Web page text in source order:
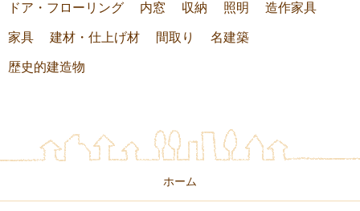
ドア・フローリング 内窓 収納 照明 造作家具
家具 建材・仕上げ材 間取り 名建築
歴史的建造物
ホーム